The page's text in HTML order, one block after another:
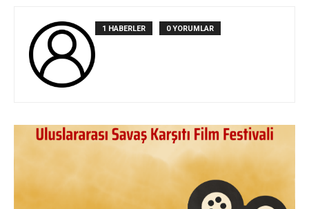
1 HABERLER 0 YORUMLAR